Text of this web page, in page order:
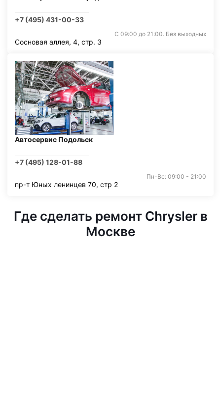
+7 (495) 431-00-33
С 09:00 до 21:00. Без выходных
Сосновая аллея, 4, стр. 3
Автосервис Подольск
+7 (495) 128-01-88
Пн-Вс: 09:00 - 21:00
пр-т Юных ленинцев 70, стр 2
Где сделать ремонт Chrysler в
Москве